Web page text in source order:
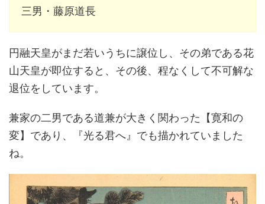
三男・藤原道長
円融天皇がまだ若いうちに譲位し、その弟である花
山天皇が即位すると、その後、程なくして不可解な
退位をしています。
兼家の二男である道兼が大きく関わった【寛和の
変】であり、『光る君へ』でも描かれていました
ね。